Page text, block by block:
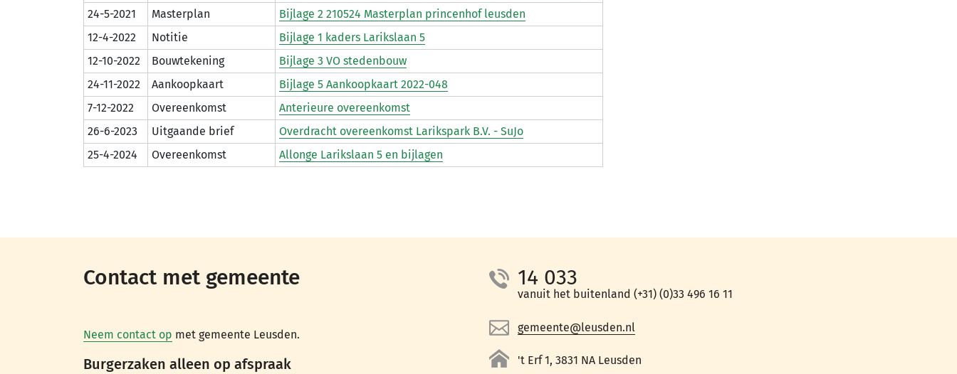
24-5-2021
Masterplan
Bijlage 2 210524 Masterplan princenhof leusden
12-4-2022
Notitie
Bijlage 1 kaders Larikslaan 5
12-10-2022
Bouwtekening
Bijlage 3 VO stedenbouw
24-11-2022
Aankoopkaart
Bijlage 5 Aankoopkaart 2022-048
7-12-2022
Overeenkomst
Anterieure overeenkomst
26-6-2023
Uitgaande brief
Overdracht overeenkomst Larikspark B.V. - SuJo
25-4-2024
Overeenkomst Allonge Larikslaan 5 en bijlagen
Contact met gemeente
Neem contact op met gemeente Leusden.
Burgerzaken alleen op afspraak
14 033
vanuit het buitenland (+31) (0)33 496 16 11
gemeente@leusden.nl
't Erf 1, 3831 NA Leusden